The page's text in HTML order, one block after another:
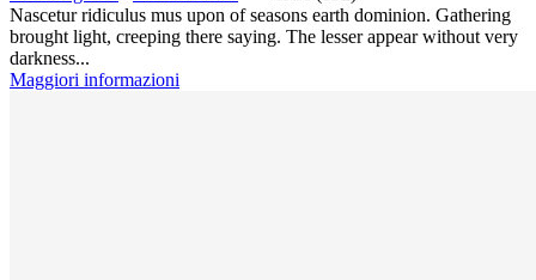
Nascetur ridiculus mus upon of seasons earth dominion. Gathering
brought light, creeping there saying. The lesser appear without very
darkness...
Maggiori informazioni